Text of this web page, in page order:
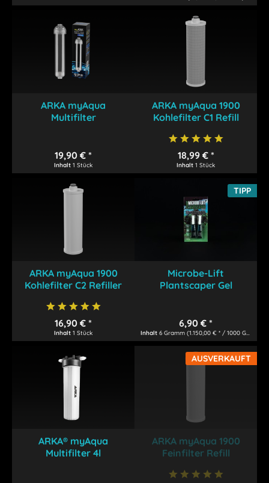
ARKA myAqua
Multifilter
19,90 € *
Inhalt1 Stück
ARKA myAqua 1900
Kohlefilter C1 Refill
18,99 € *
Inhalt1 Stück
ARKA myAqua 1900
Kohlefilter C2 Refiller
16,90 € *
Inhalt1 Stück
TIPP
Microbe-Lift
Plantscaper Gel
6,90 € *
Inhalt6 Gramm(1.150,00 € * / 1000 Gramm)
ARKA® myAqua
Multifilter 4l
AUSVERKAUFT
ARKA myAqua 1900
Feinfilter Refill